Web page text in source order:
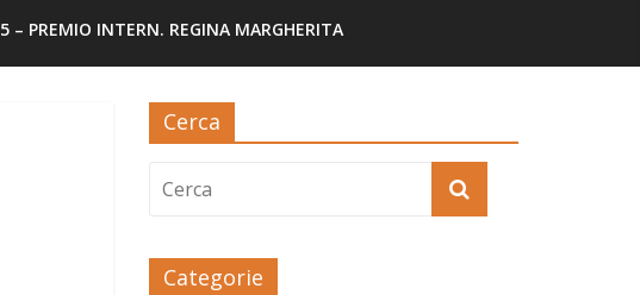
5 – PREMIO INTERN. REGINA MARGHERITA
Cerca
Categorie